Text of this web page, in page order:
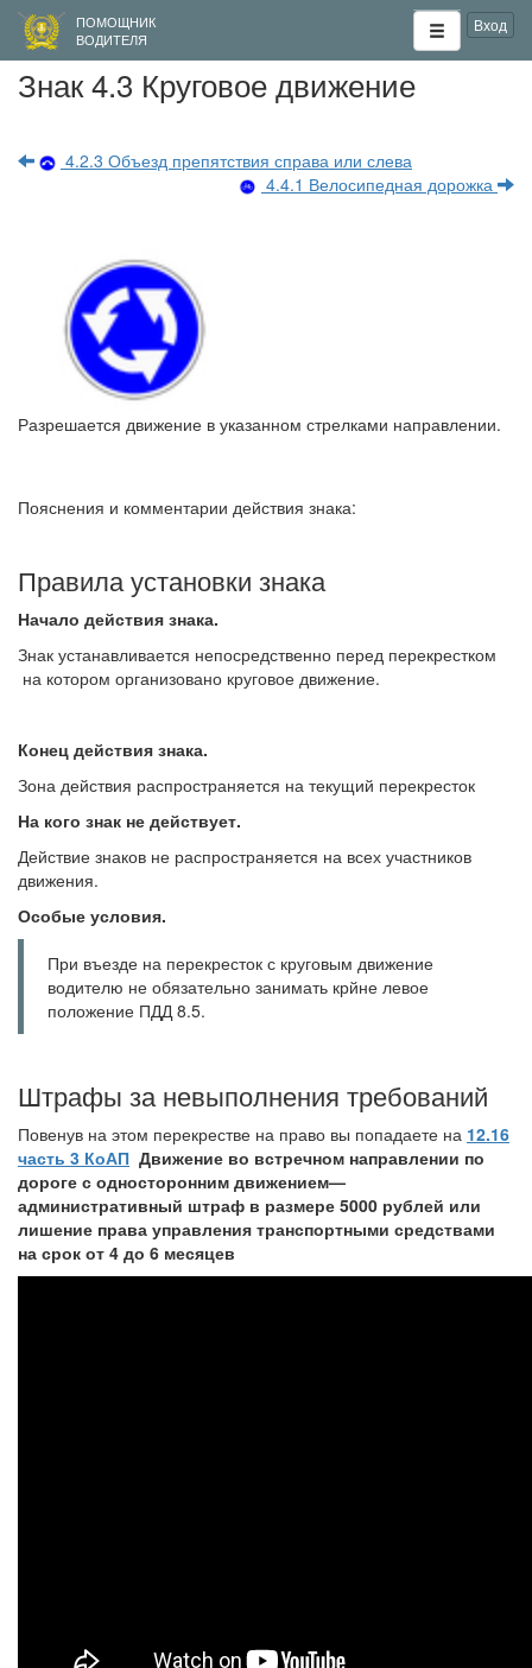
ПОМОЩНИК
ВОДИТЕЛЯ
Вход
Знак 4.3 Круговое движение
4.2.3 Объезд препятствия справа или слева
4.4.1 Велосипедная дорожка
Разрешается движение в указанном стрелками направлении.
Пояснения и комментарии действия знака:
Правила установки знака
Начало действия знака.
Знак устанавливается непосредственно перед перекрестком
на котором организовано круговое движение.
Конец действия знака.
Зона действия распространяется на текущий перекресток
На кого знак не действует.
Действие знаков не распространяется на всех участников
движения.
Особые условия.
При въезде на перекресток с круговым движение
водителю не обязательно занимать крйне левое
положение ПДД 8.5.
Штрафы за невыполнения требований
Повенув на этом перекрестве на право вы попадаете на 12.16
часть 3 КоАП Движение во встречном направлении по
дороге с односторонним движением—
административный штраф в размере 5000 рублей или
лишение права управления транспортными средствами
на срок от 4 до 6 месяцев